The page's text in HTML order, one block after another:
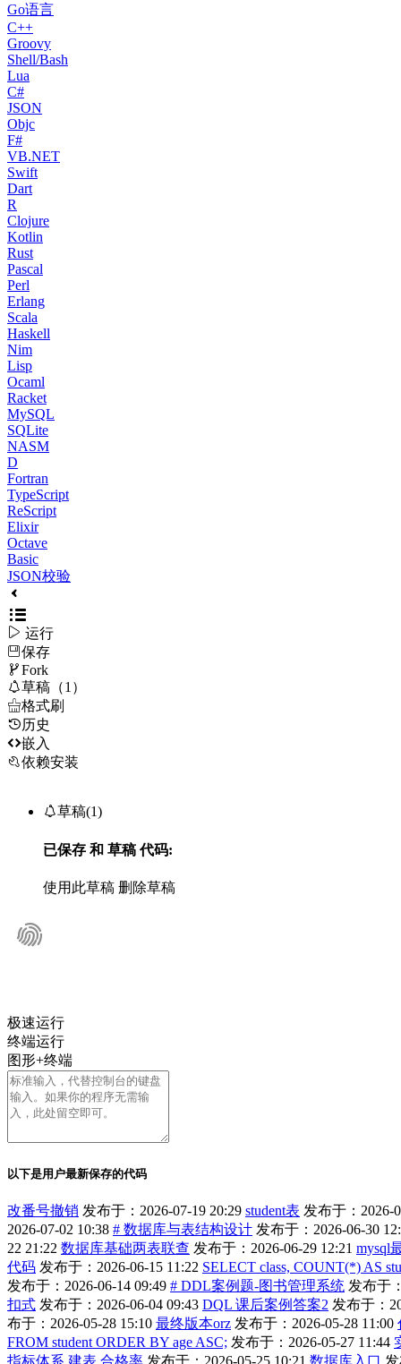
Go语言
C++
Groovy
Shell/Bash
Lua
C#
JSON
Objc
F#
VB.NET
Swift
Dart
R
Clojure
Kotlin
Rust
Pascal
Perl
Erlang
Scala
Haskell
Nim
Lisp
Ocaml
Racket
MySQL
SQLite
NASM
D
Fortran
TypeScript
ReScript
Elixir
Octave
Basic
JSON校验
 运行
保存
Fork
草稿（1）
格式刷
历史
嵌入
依赖安装
草稿(1)
已保存 和 草稿代码:
使用此草稿 删除草稿
极速运行
终端运行
图形+终端
以下是用户最新保存的代码
改番号撤销 发布于：2026-07-19 20:29 student表 发布于：2026-
2026-07-02 10:38 # 数据库与表结构设计 发布于：2026-06-30
22 21:22 数据库基础两表联查 发布于：2026-06-29 12:21 mysql
代码 发布于：2026-06-15 11:22 SELECT class, COUNT(*) AS
发布于：2026-06-14 09:49 # DDL案例题-图书管理系统 发布于
扣式 发布于：2026-06-04 09:43 DQL 课后案例答案2 发布于：
布于：2026-05-28 15:10 最终版本orz 发布于：2026-05-28 11:00
FROM student ORDER BY age ASC; 发布于：2026-05-27 11:44